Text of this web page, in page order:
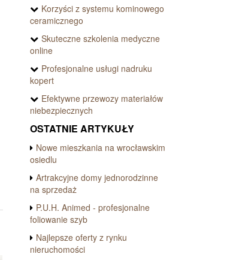
Korzyści z systemu kominowego
ceramicznego
Skuteczne szkolenia medyczne
online
Profesjonalne usługi nadruku
kopert
Efektywne przewozy materiałów
niebezpiecznych
OSTATNIE ARTYKUŁY
Nowe mieszkania na wrocławskim
osiedlu
Artrakcyjne domy jednorodzinne
na sprzedaż
P.U.H. Animed - profesjonalne
foliowanie szyb
Najlepsze oferty z rynku
nieruchomości